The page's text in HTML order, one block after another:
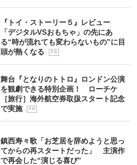
『トイ・ストーリー５』レビュー
「デジタルVSおもちゃ」の先にあ
る“時が流れても変わらないもの”に目
頭が熱くなる
P R
舞台『となりのトトロ』ロンドン公演
を観劇できる特別企画！ ローチケ
［旅行］海外航空券取扱スタート記念
で実施
P R
鎮西寿々歌「お芝居を辞めようと思っ
てからの再スタートだった」 主演作
で再会した“演じる喜び”